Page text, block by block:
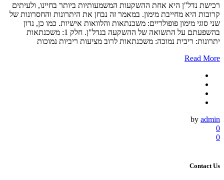
רכישת נדל"ן היא אחת ההשקעות המשמעותיות ביותר בחיינו, ולעיתים
קרובות היא מחייבת מימון. במאמר זה נבחן את היתרונות והחסרונות של
שני סוגי מימון פופולריים: משכנתאות והלוואות אישיות. כמו כן, נדון
בהשפעתם על התשואה של ההשקעה בנדל"ן. חלק 1: משכנתאות
יתרונות: ריבית נמוכה: משכנתאות לרוב מציעות ריביות נמוכות
Read More
by admin
0
0
Contact Us